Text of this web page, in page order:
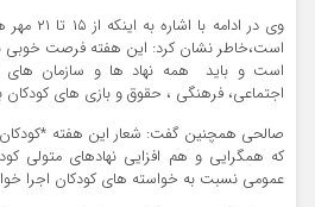
وی در
است،خاطر نشان کرد: این هفته فرصت خوبی
است و باید همه نهاد ها و سازمان های
اجتماعی، فرهنگی ، حقوق و بازی های کودکان
صالحی همچنین گفت: شعار این هفته
که همگرایی و هم افزایی نهادهای متولی
عمومی نسبت به خواسته های کودکان اجرا